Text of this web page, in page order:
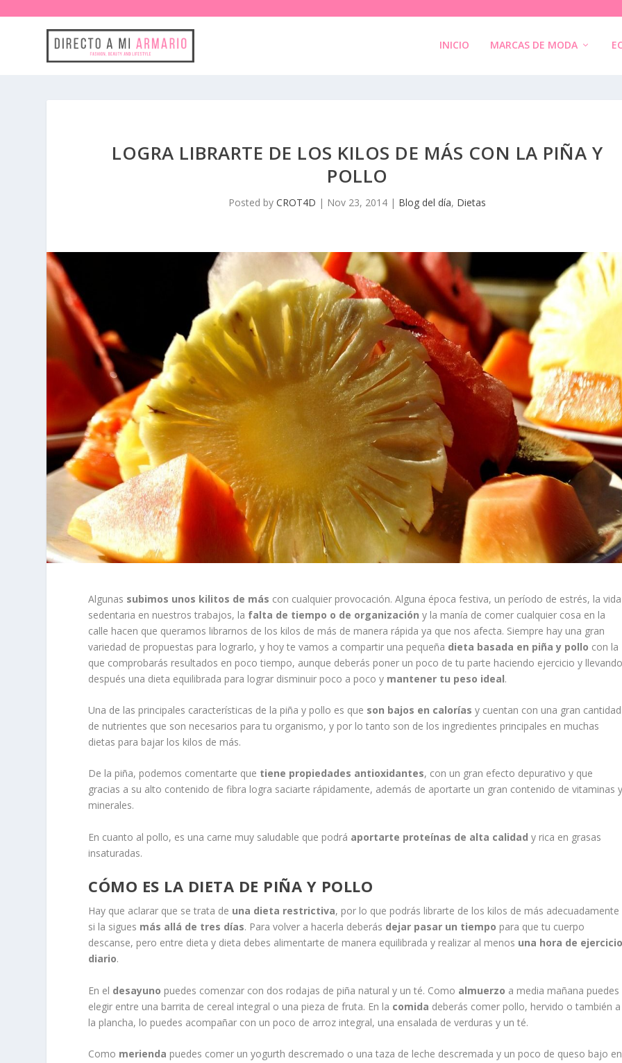
INICIO MARCAS DE MODA
LOGRA LIBRARTE DE LOS KILOS DE MÁS CON LA PIÑA Y
POLLO
Posted byCROT4D | Nov 23, 2014 | Blog del día, Dietas
Algunas subimos unos kilitos de más con cualquier provocación. Alguna época festiva, un período de estrés, la vida
sedentaria en nuestros trabajos, la falta de tiempo o de organización y la manía de comer cualquier cosa en la
calle hacen que queramos librarnos de los kilos de más de manera rápida ya que nos afecta. Siempre hay una gran
variedad de propuestas para lograrlo, y hoy te vamos a compartir una pequeña dieta basada en piña y pollo con la
que comprobarás resultados en poco tiempo, aunque deberás poner un poco de tu parte haciendo ejercicio y
después una dieta equilibrada para lograr disminuir poco a poco y mantener tu peso ideal.
Una de las principales características de la piña y pollo es que son bajos en calorías y cuentan con una gran cantidad
de nutrientes que son necesarios para tu organismo, y por lo tanto son de los ingredientes principales en muchas
dietas para bajar los kilos de más.
De la piña, podemos comentarte que tiene propiedades antioxidantes, con un gran efecto depurativo y que
gracias a su alto contenido de fibra logra saciarte rápidamente, además de aportarte un gran contenido de vitaminas
minerales.
En cuanto al pollo, es una carne muy saludable que podrá aportarte proteínas de alta calidad y rica en grasas
insaturadas.
CÓMO ES LA DIETA DE PIÑA Y POLLO
Hay que aclarar que se trata de una dieta restrictiva, por lo que podrás librarte de los kilos de más adecuadamente
si la sigues más allá de tres días. Para volver a hacerla deberás dejar pasar un tiempo para que tu cuerpo
descanse, pero entre dieta y dieta debes alimentarte de manera equilibrada y realizar al menos una hora de
diario.
En el desayuno puedes comenzar con dos rodajas de piña natural y un té. Como almuerzo a media mañana puedes
elegir entre una barrita de cereal integral o una pieza de fruta. En la comida deberás comer pollo, hervido o también a
la plancha, lo puedes acompañar con un poco de arroz integral, una ensalada de verduras y un té.
Como merienda puedes comer un yogurth descremado o una taza de leche descremada y un poco de queso bajo en